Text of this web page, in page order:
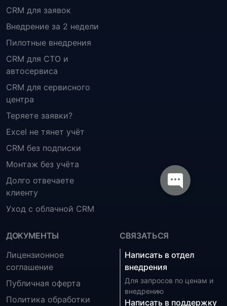
CRM для заявок
Внедрение за 2 недели
Пилотные внедрения
CRM для СТО и
автосервиса
CRM для сервисного
центра
Теряете заявки?
Excel не тянет учёт
CRM без подписки
Монтаж без учёта
Долго отвечаете
клиенту
Уход с облачной CRM
ДОКУМЕНТЫ
Лицензионное
соглашение
Публичная оферта
Политика обработки
СВЯЗАТЬСЯ
Написать в отдел
внедрения
Для запросов по ценам и
внедрению
Написать в поддержку